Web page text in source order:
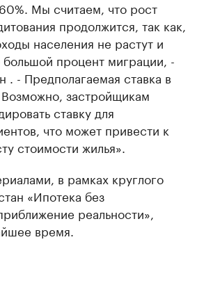
Мы считаем, что рост
продолжится, так как,
населения не растут и
большой процент миграции, -
. - Предполагаемая ставка в
Возможно, застройщикам
ставку для
что может привести к
стоимости жилья».
в рамках круглого
«Ипотека без
реальности»,
время.